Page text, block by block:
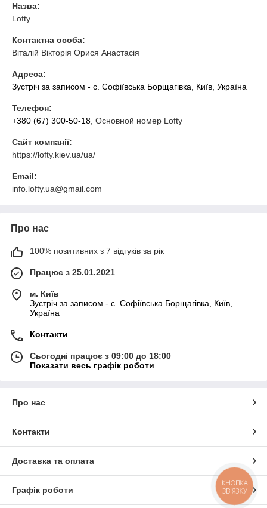
Назва:
Lofty
Контактна особа:
Віталій Вікторія Орися Анастасія
Адреса:
Зустріч за записом - с. Софіївська Борщагівка, Київ, Україна
Телефон:
+380 (67) 300-50-18 , Основной номер Lofty
Сайт компанії:
https://lofty.kiev.ua/ua/
Email:
info.lofty.ua@gmail.com
Про нас
100% позитивних з 7 відгуків за рік
Працює з 25.01.2021
м. Київ
Зустріч за записом - с. Софіївська Борщагівка, Київ,
Україна
Контакти
Сьогодні працює з 09:00 до 18:00
Показати весь графік роботи
Про нас
Контакти
Доставка та оплата
Графік роботи
КНОПКА
ЗВ'ЯЗКУ